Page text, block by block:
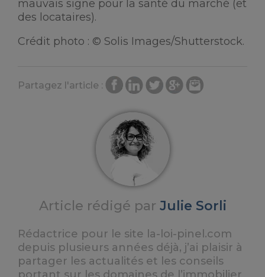
mauvais signe pour la santé du marché (et
des locataires).
Crédit photo : © Solis Images/Shutterstock.
Partagez l'article :
Article rédigé par Julie Sorli
Rédactrice pour le site la-loi-pinel.com
depuis plusieurs années déjà, j’ai plaisir à
partager les actualités et les conseils